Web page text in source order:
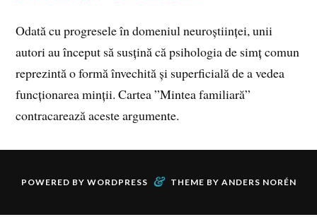
Odată cu progresele în domeniul neuroștiinței, unii
autori au început să susțină că psihologia de simț comun
reprezintă o formă învechită și superficială de a vedea
funcționarea minții. Cartea ”Mintea familiară”
contracarează aceste argumente.
POWERED BY WORDPRESS & THEME BY ANDERS NORÉN